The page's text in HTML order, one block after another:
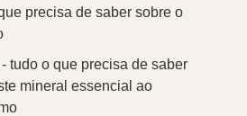
precisa de saber sobre o
tudo o que precisa de saber
mineral essencial ao